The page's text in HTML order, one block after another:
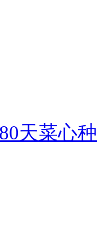
天菜心